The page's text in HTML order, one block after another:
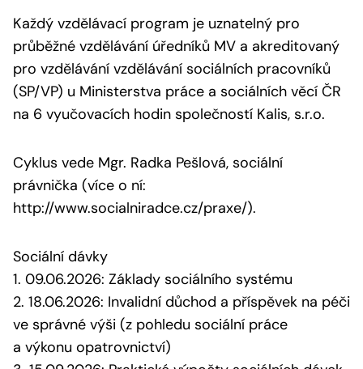
Každý vzdělávací program je uznatelný pro
průběžné vzdělávání úředníků MV a akreditovaný
pro vzdělávání vzdělávání sociálních pracovníků
(SP/VP) u Ministerstva práce a sociálních věcí ČR
na 6 vyučovacích hodin společností Kalis, s.r.o.
Cyklus vede Mgr. Radka Pešlová, sociální
právnička (více o ní:
http://www.socialniradce.cz/praxe/).
Sociální dávky
1. 09.06.2026: Základy sociálního systému
2. 18.06.2026: Invalidní důchod a příspěvek na péči
ve správné výši (z pohledu sociální práce
a výkonu opatrovnictví)